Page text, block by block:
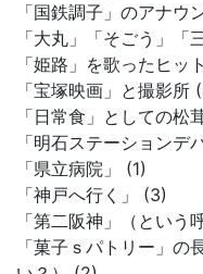
「国鉄調子」のアナウ
「大丸」「そごう」「
「姫路」を歌ったヒッ
「宝塚映画」と撮影所
「日常食」としての松
「明石ステーション
「県立病院」 (1)
「神戸へ行く」 (3)
「第二阪神」（という
「菓子ｓパトリー」